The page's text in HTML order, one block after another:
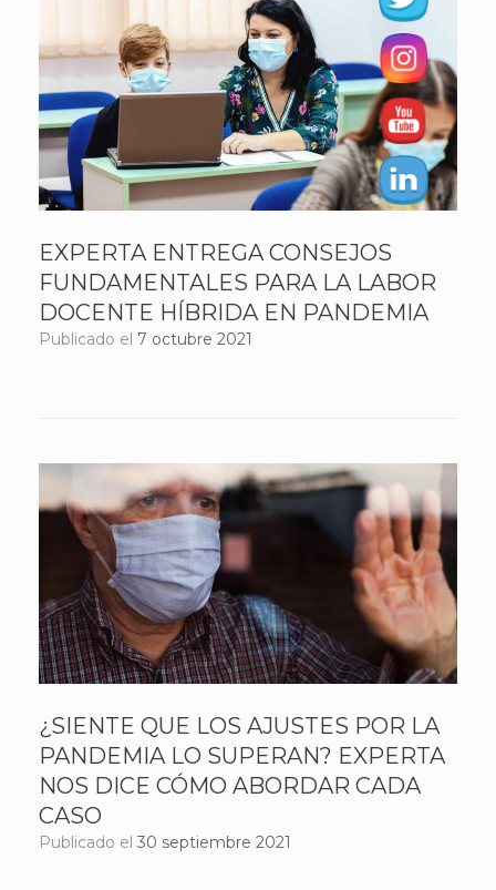
EXPERTA ENTREGA CONSEJOS
FUNDAMENTALES PARA LA LABOR
DOCENTE HÍBRIDA EN PANDEMIA
Publicado el 7 octubre 2021
¿SIENTE QUE LOS AJUSTES POR LA
PANDEMIA LO SUPERAN? EXPERTA
NOS DICE CÓMO ABORDAR CADA
CASO
Publicado el 30 septiembre 2021